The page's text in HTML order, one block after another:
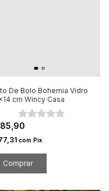
De Bolo Bohemia Vidro
cm Wincy Casa
com Pix